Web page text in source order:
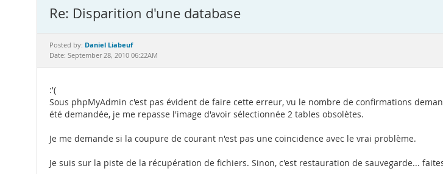
Re: Disparition d'une database
Posted by: Daniel Liabeuf
Date: September 28, 2010 06:22AM
:'(
Sous phpMyAdmin c'est pas évident de faire cette erreur, vu le nombre de confirmations
été demandée, je me repasse l'image d'avoir sélectionnée 2 tables obsolètes.
Je me demande si la coupure de courant n'est pas une coïncidence avec le vrai problème.
Je suis sur la piste de la récupération de fichiers. Sinon, c'est restauration de sauvegarde...